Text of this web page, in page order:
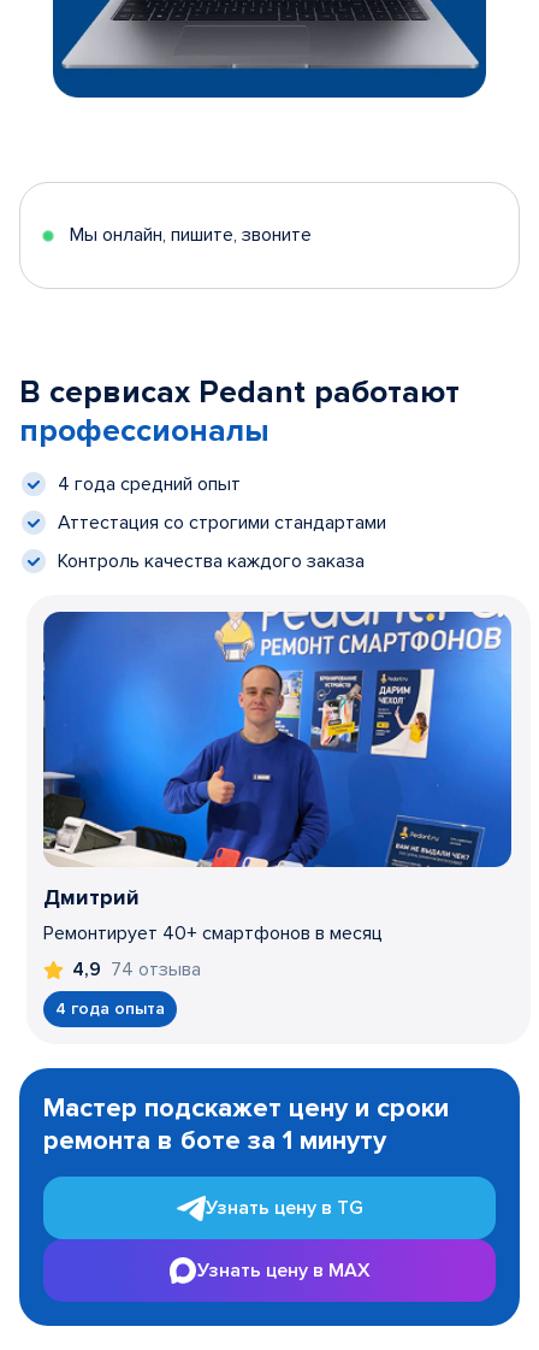
Мы онлайн, пишите, звоните
В сервисах Pedant работают
профессионалы
4 года средний опыт
Аттестация со строгими стандартами
Контроль качества каждого заказа
Дмитрий
Ремонтирует 40+ смартфонов в месяц
4,9 74 отзыва
4 года опыта
1
Мастер подскажет цену и сроки
ремонта в боте за 1 минуту
Узнать цену в TG
Узнать цену в MAX